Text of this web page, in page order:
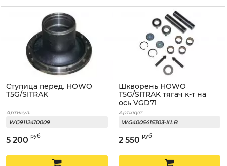
Ступица перед. HOWO
T5G/SITRAK
Артикул:
WG9112410009
5 200 руб
Шкворень HOWO
T5G/SITRAK тягач к-т на
ось VGD71
Артикул:
WG4005415303-XLB
2 550 руб